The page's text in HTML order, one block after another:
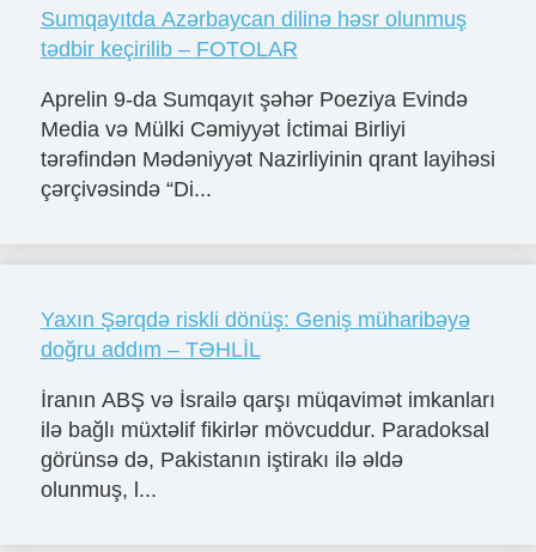
Sumqayıtda Azərbaycan dilinə həsr olunmuş
tədbir keçirilib – FOTOLAR
Aprelin 9-da Sumqayıt şəhər Poeziya Evində
Media və Mülki Cəmiyyət İctimai Birliyi
tərəfindən Mədəniyyət Nazirliyinin qrant layihəsi
çərçivəsində “Di...
Yaxın Şərqdə riskli dönüş: Geniş müharibəyə
doğru addım – TƏHLİL
İranın ABŞ və İsrailə qarşı müqavimət imkanları
ilə bağlı müxtəlif fikirlər mövcuddur. Paradoksal
görünsə də, Pakistanın iştirakı ilə əldə
olunmuş, l...